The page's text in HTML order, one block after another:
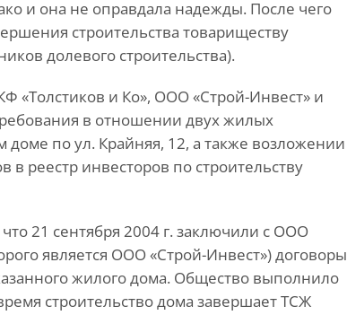
и она не оправдала надежды. После чего
строительства товариществу
долевого строительства).
«Толстиков и Ко», ООО «Строй-Инвест» и
в отношении двух жилых
по ул. Крайняя, 12, а также возложении
в реестр инвесторов по строительству
21 сентября 2004 г. заключили с ООО
является ООО «Строй-Инвест») договоры
жилого дома. Общество выполнило
строительство дома завершает ТСЖ